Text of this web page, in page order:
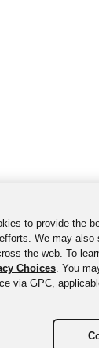
to provide the
We may also
the web. To
Choices. You
via GPC,